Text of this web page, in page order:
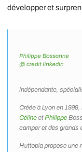
développer et
Philippe Bossanne
@ credit linkedin
indépendante,
Créée à Lyon en
Céline et Philippe
camper et des grands
Huttopia propose une